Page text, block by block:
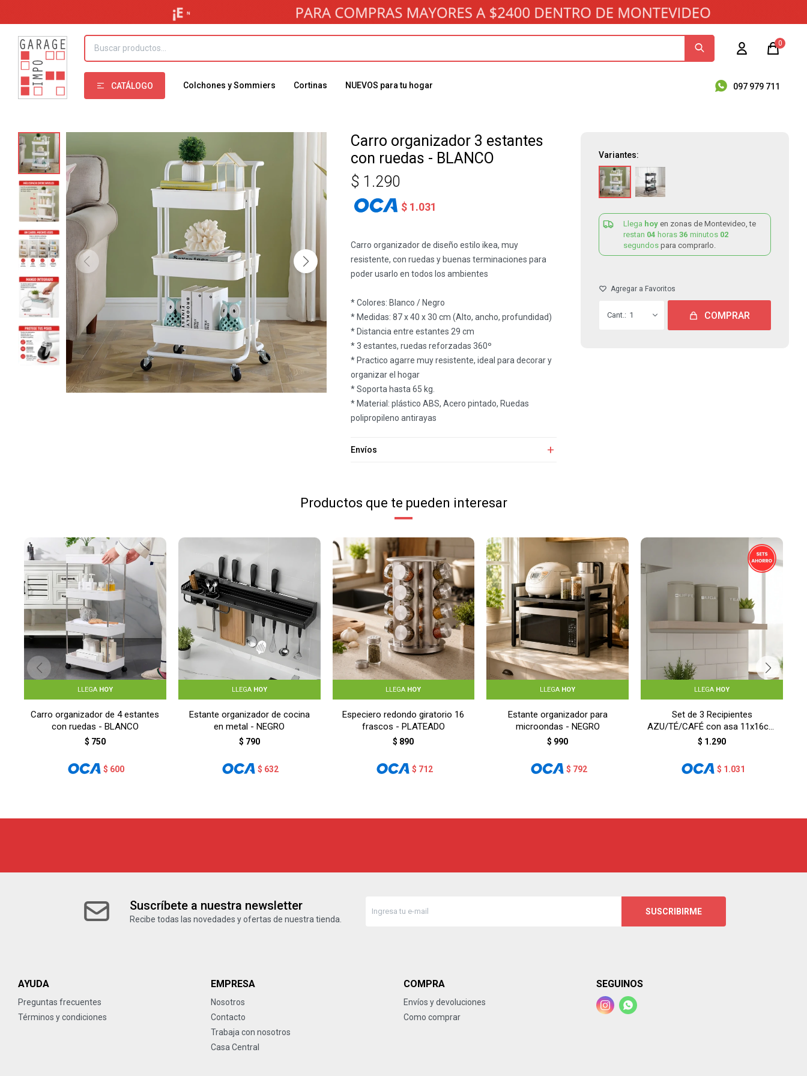
CATÁLOGO Colchones y Sommiers Cortinas NUEVOS para tu hogar 097 979 711
0
Carro organizador 3 estantes
con ruedas - BLANCO
$ 1.290
$ 1.031
Carro organizador de diseño estilo ikea, muy
resistente, con ruedas y buenas terminaciones para
poder usarlo en todos los ambientes
* Colores: Blanco / Negro
* Medidas: 87 x 40 x 30 cm (Alto, ancho, profundidad)
* Distancia entre estantes 29 cm
* 3 estantes, ruedas reforzadas 360º
* Practico agarre muy resistente, ideal para decorar y
organizar el hogar
* Soporta hasta 65 kg.
* Material: plástico ABS, Acero pintado, Ruedas
polipropileno antirayas
Envíos
Variantes:
Llega hoy en zonas de Montevideo, te
restan 04 horas 36 minutos 02
segundos para comprarlo.
1 COMPRAR
Productos que te pueden interesar
LLEGA HOY
Carro organizador de 4 estantes
con ruedas - BLANCO
$ 750
$ 600
LLEGA HOY
Estante organizador de cocina
en metal - NEGRO
$ 790
$ 632
LLEGA HOY
Especiero redondo giratorio 16
frascos - PLATEADO
$ 890
$ 712
LLEGA HOY
Estante organizador para
microondas - NEGRO
$ 990
$ 792
LLEGA HOY
Set de 3 Recipientes
AZU/TÉ/CAFÉ con asa 11x16cm
- BEIGE
$ 1.290
$ 1.031
Suscríbete a nuestra newsletter
Recibe todas las novedades y ofertas de nuestra tienda.
SUSCRIBIRME
AYUDA
Preguntas frecuentes
Términos y condiciones
EMPRESA
Nosotros
Contacto
Trabaja con nosotros
Casa Central
COMPRA
Envíos y devoluciones
Como comprar
SEGUINOS
 